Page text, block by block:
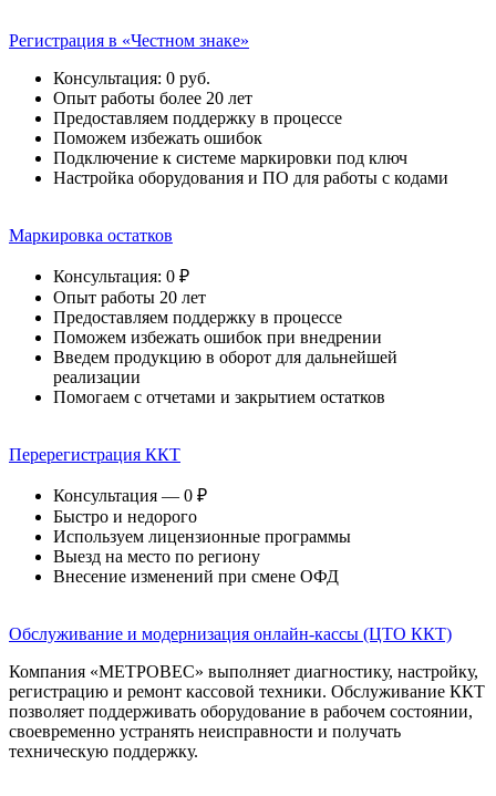
Регистрация в «Честном знаке»
Консультация: 0 руб.
Опыт работы более 20 лет
Предоставляем поддержку в процессе
Поможем избежать ошибок
Подключение к системе маркировки под ключ
Настройка оборудования и ПО для работы с кодами
Маркировка остатков
Консультация: 0 ₽
Опыт работы 20 лет
Предоставляем поддержку в процессе
Поможем избежать ошибок при внедрении
Введем продукцию в оборот для дальнейшей
реализации
Помогаем с отчетами и закрытием остатков
Перерегистрация ККТ
Консультация — 0 ₽
Быстро и недорого
Используем лицензионные программы
Выезд на место по региону
Внесение изменений при смене ОФД
Обслуживание и модернизация онлайн-кассы (ЦТО ККТ)
Компания «МЕТРОВЕС» выполняет диагностику, настройку,
регистрацию и ремонт кассовой техники. Обслуживание ККТ
позволяет поддерживать оборудование в рабочем состоянии,
своевременно устранять неисправности и получать
техническую поддержку.